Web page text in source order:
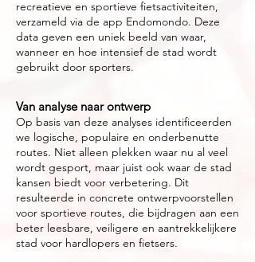
recreatieve en sportieve fietsactiviteiten,
verzameld via de app Endomondo. Deze
data geven een uniek beeld van waar,
wanneer en hoe intensief de stad wordt
gebruikt door sporters.
Van analyse naar ontwerp
Op basis van deze analyses identificeerden
we logische, populaire en onderbenutte
routes. Niet alleen plekken waar nu al veel
wordt gesport, maar juist ook waar de stad
kansen biedt voor verbetering. Dit
resulteerde in concrete ontwerpvoorstellen
voor sportieve routes, die bijdragen aan een
beter leesbare, veiligere en aantrekkelijkere
stad voor hardlopers en fietsers.